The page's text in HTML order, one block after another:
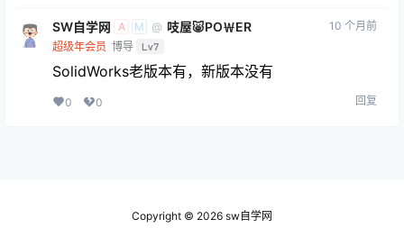
SW自学网 A M @ 吱屋🐷PO￦ER
超级年会员 博导 Lv7
10 个月前
SolidWorks老版本有，新版本没有
0 0 回复
Copyright © 2026 sw自学网